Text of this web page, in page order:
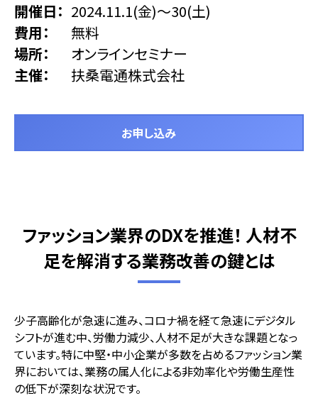
開催日 2024.11.1(金)～30(土)
費用
無料
場所
オンラインセミナー
主催
扶桑電通株式会社
お申し込み
ファッション業界のDXを推進！ 人材不
足を解消する業務改善の鍵とは
少子高齢化が急速に進み、コロナ禍を経て急速にデジタル
シフトが進む中、労働力減少、人材不足が大きな課題となっ
ています。特に中堅・中小企業が多数を占めるファッション業
界においては、業務の属人化による非効率化や労働生産性
の低下が深刻な状況です。